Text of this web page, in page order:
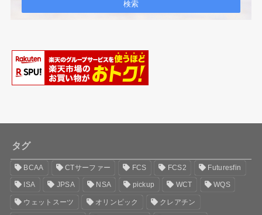
タグ
BCAA CTサーファー FCS FCS2 Futuresfin
ISA JPSA NSA pickup WCT WQS
ウェットスーツ オリンピック クレアチン